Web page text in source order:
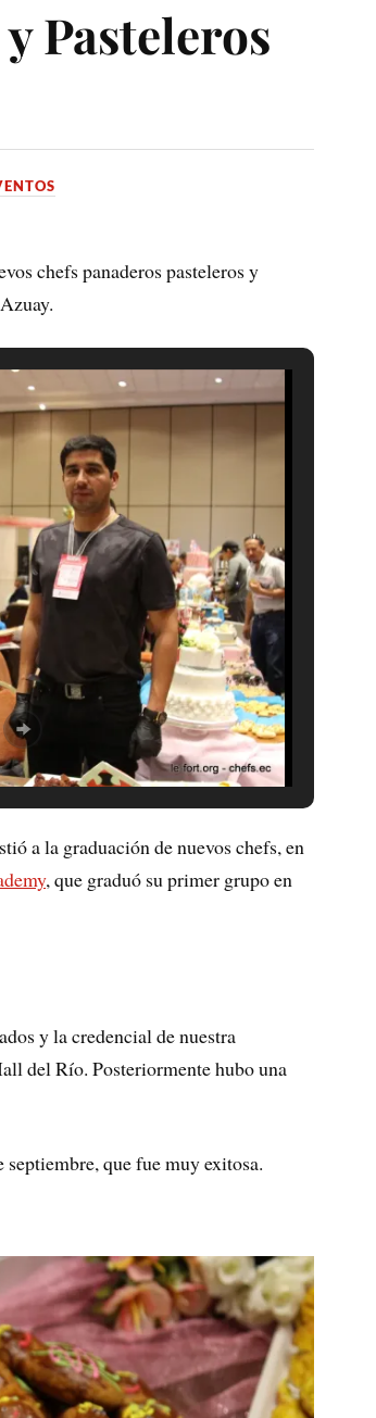
Pasteleros
chefs panaderos pasteleros y
a la graduación de nuevos chefs, en
, que graduó su primer grupo en
y la credencial de nuestra
del Río. Posteriormente hubo una
que fue muy exitosa.